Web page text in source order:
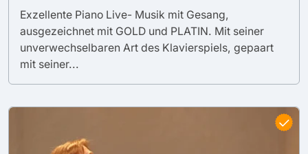
Exzellente Piano Live- Musik mit Gesang,
ausgezeichnet mit GOLD und PLATIN. Mit seiner
unverwechselbaren Art des Klavierspiels, gepaart
mit seiner...